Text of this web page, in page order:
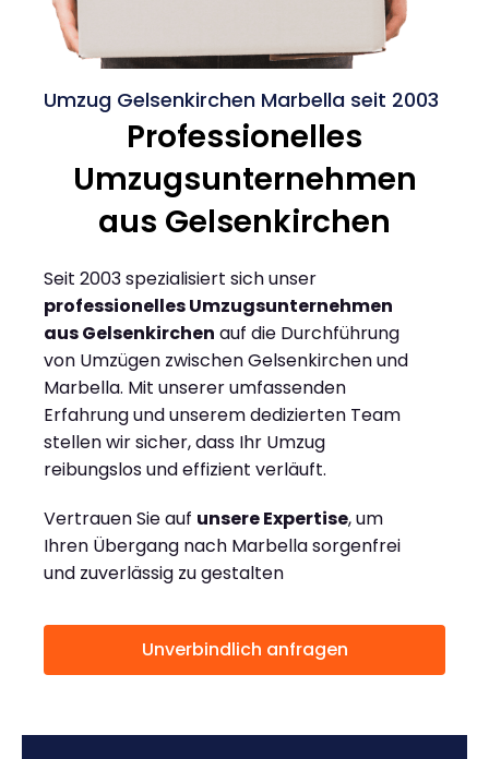
Umzug Gelsenkirchen Marbella seit 2003
Professionelles
Umzugsunternehmen
aus Gelsenkirchen
Seit 2003 spezialisiert sich unser
professionelles Umzugsunternehmen
aus Gelsenkirchen auf die Durchführung
von Umzügen zwischen Gelsenkirchen und
Marbella. Mit unserer umfassenden
Erfahrung und unserem dedizierten Team
stellen wir sicher, dass Ihr Umzug
reibungslos und effizient verläuft.
Vertrauen Sie auf unsere Expertise, um
Ihren Übergang nach Marbella sorgenfrei
und zuverlässig zu gestalten
Unverbindlich anfragen